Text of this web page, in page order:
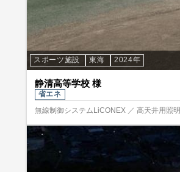
スポーツ施設 東海 2024年
静清高等学校 様
省エネ
無線制御システムLiCONEX ／ 高天井用照明